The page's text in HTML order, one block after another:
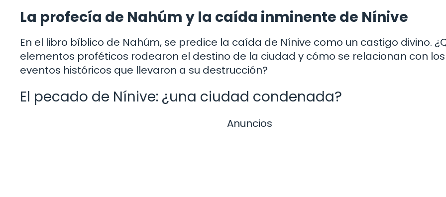
La profecía de Nahúm y la caída inminente de Nínive
En el libro bíblico de Nahúm, se predice la caída de Nínive como un castigo divino.
elementos proféticos rodearon el destino de la ciudad y cómo se relacionan con los
eventos históricos que llevaron a su destrucción?
El pecado de Nínive: ¿una ciudad condenada?
Anuncios